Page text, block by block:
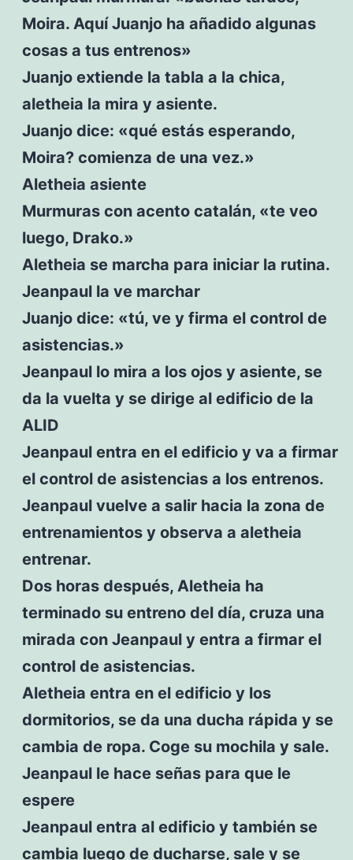
Moira. Aquí Juanjo ha añadido algunas
cosas a tus entrenos»
Juanjo extiende la tabla a la chica,
aletheia la mira y asiente.
Juanjo dice: «qué estás esperando,
Moira? comienza de una vez.»
Aletheia asiente
Murmuras con acento catalán, «te veo
luego, Drako.»
Aletheia se marcha para iniciar la rutina.
Jeanpaul la ve marchar
Juanjo dice: «tú, ve y firma el control de
asistencias.»
Jeanpaul lo mira a los ojos y asiente, se
da la vuelta y se dirige al edificio de la
ALID
Jeanpaul entra en el edificio y va a firmar
el control de asistencias a los entrenos.
Jeanpaul vuelve a salir hacia la zona de
entrenamientos y observa a aletheia
entrenar.
Dos horas después, Aletheia ha
terminado su entreno del día, cruza una
mirada con Jeanpaul y entra a firmar el
control de asistencias.
Aletheia entra en el edificio y los
dormitorios, se da una ducha rápida y se
cambia de ropa. Coge su mochila y sale.
Jeanpaul le hace señas para que le
espere
Jeanpaul entra al edificio y también se
cambia luego de ducharse, sale y se